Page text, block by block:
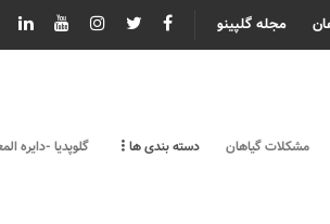
مجله گلپینو
گلوپدیا -دایره دسته بندی ها مشکلات گیاهان